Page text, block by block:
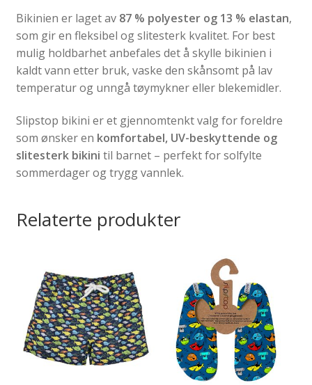
Bikinien er laget av 87 % polyester og 13 % elastan,
som gir en fleksibel og slitesterk kvalitet. For best
mulig holdbarhet anbefales det å skylle bikinien i
kaldt vann etter bruk, vaske den skånsomt på lav
temperatur og unngå tøymykner eller blekemidler.
Slipstop bikini er et gjennomtenkt valg for foreldre
som ønsker en komfortabel, UV-beskyttende og
slitesterk bikini til barnet – perfekt for solfylte
sommerdager og trygg vannlek.
Relaterte produkter